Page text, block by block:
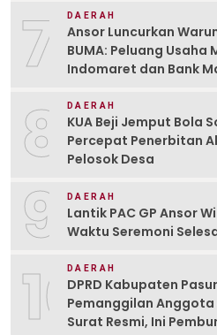
7 DAERAH
Ansor Luncurkan
BUMA: Peluang
Indomaret dan Bank
8 DAERAH
KUA Beji Jemput Bola
Percepat Penerbitan
Pelosok Desa
9 DAERAH
Lantik PAC GP Ansor
Waktu Seremoni
10DAERAH
DPRD Kabupaten
Pemanggilan Anggota
Surat Resmi, Ini